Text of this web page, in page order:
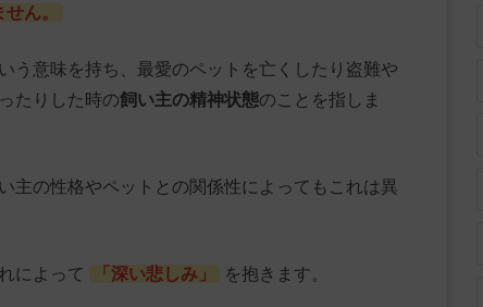
ん。
う意味を持ち、最愛のペットを亡くしたり盗難や
たりした時の飼い主の精神状態のことを指しま
主の性格やペットとの関係性によってもこれは異
によって 「深い悲しみ」 を抱きます。